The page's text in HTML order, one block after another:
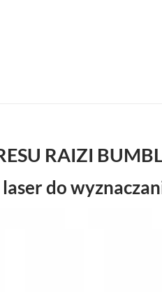
RAIZI
do